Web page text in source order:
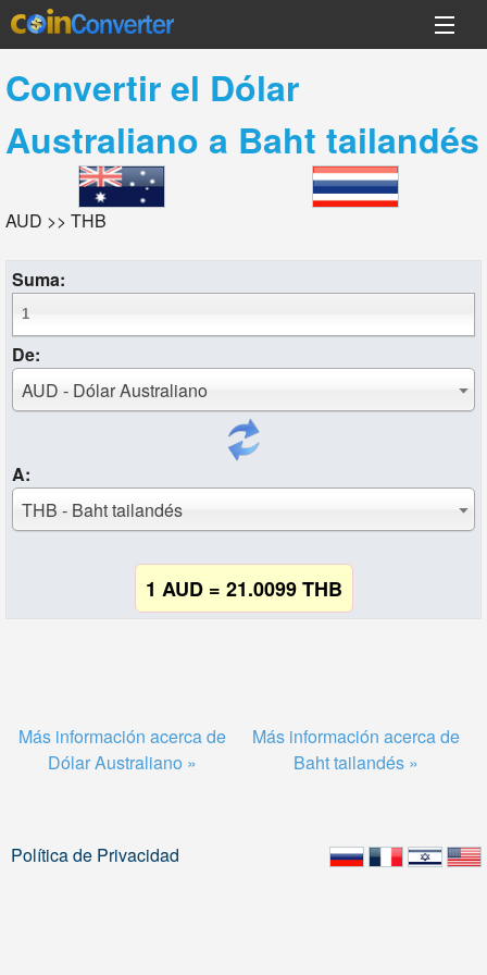
Convertir el Dólar
Australiano a Baht tailandés
AUD >> THB
Suma:
De:
AUD - Dólar Australiano
A:
THB - Baht tailandés
1 AUD = 21.0099 THB
Más información acerca de
Dólar Australiano »
Más información acerca de
Baht tailandés »
Política de Privacidad